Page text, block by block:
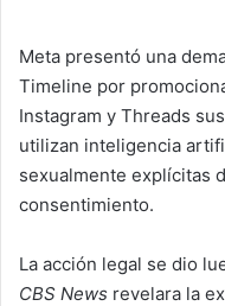
Meta presentó una
Timeline por
Instagram y Threads
utilizan inteligencia
sexualmente explícitas
consentimiento.
La acción legal se dio
CBS News revelara la